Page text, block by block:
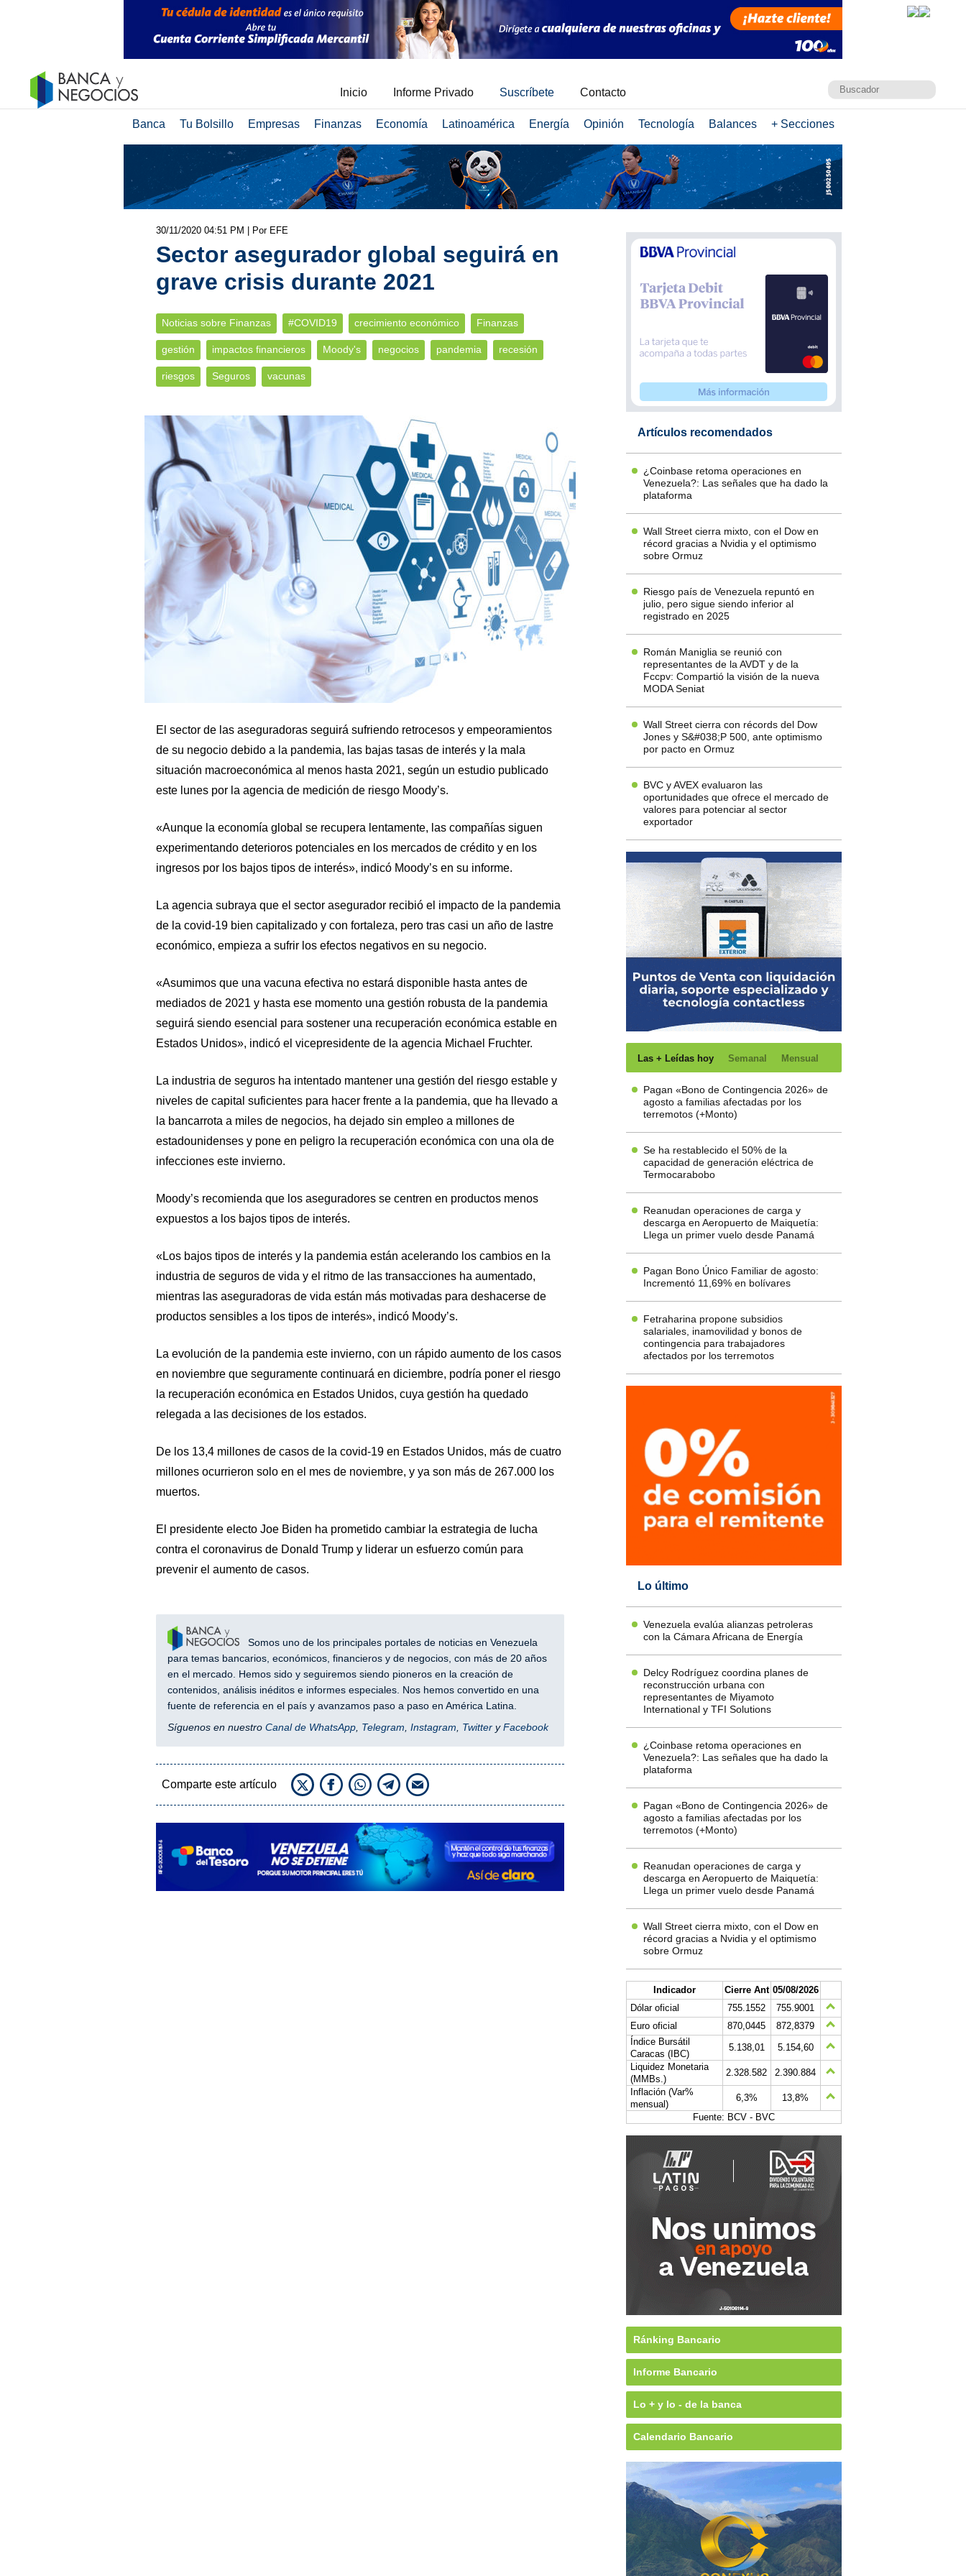
Inicio Informe Privado Suscríbete Contacto
Banca Tu Bolsillo Empresas Finanzas Economía Latinoamérica Energía Opinión Tecnología Balances + Secciones
30/11/2020 04:51 PM | Por EFE
Sector asegurador global seguirá en
grave crisis durante 2021
Noticias sobre Finanzas #COVID19 crecimiento económico Finanzas
gestión impactos financieros Moody's negocios pandemia recesión
riesgos Seguros vacunas
El sector de las aseguradoras seguirá sufriendo retrocesos y empeoramientos
de su negocio debido a la pandemia, las bajas tasas de interés y la mala
situación macroeconómica al menos hasta 2021, según un estudio publicado
este lunes por la agencia de medición de riesgo Moody’s.
«Aunque la economía global se recupera lentamente, las compañías siguen
experimentando deterioros potenciales en los mercados de crédito y en los
ingresos por los bajos tipos de interés», indicó Moody’s en su informe.
La agencia subraya que el sector asegurador recibió el impacto de la pandemia
de la covid-19 bien capitalizado y con fortaleza, pero tras casi un año de lastre
económico, empieza a sufrir los efectos negativos en su negocio.
«Asumimos que una vacuna efectiva no estará disponible hasta antes de
mediados de 2021 y hasta ese momento una gestión robusta de la pandemia
seguirá siendo esencial para sostener una recuperación económica estable en
Estados Unidos», indicó el vicepresidente de la agencia Michael Fruchter.
La industria de seguros ha intentado mantener una gestión del riesgo estable y
niveles de capital suficientes para hacer frente a la pandemia, que ha llevado a
la bancarrota a miles de negocios, ha dejado sin empleo a millones de
estadounidenses y pone en peligro la recuperación económica con una ola de
infecciones este invierno.
Moody’s recomienda que los aseguradores se centren en productos menos
expuestos a los bajos tipos de interés.
«Los bajos tipos de interés y la pandemia están acelerando los cambios en la
industria de seguros de vida y el ritmo de las transacciones ha aumentado,
mientras las aseguradoras de vida están más motivadas para deshacerse de
productos sensibles a los tipos de interés», indicó Moody’s.
La evolución de la pandemia este invierno, con un rápido aumento de los casos
en noviembre que seguramente continuará en diciembre, podría poner el riesgo
la recuperación económica en Estados Unidos, cuya gestión ha quedado
relegada a las decisiones de los estados.
De los 13,4 millones de casos de la covid-19 en Estados Unidos, más de cuatro
millones ocurrieron solo en el mes de noviembre, y ya son más de 267.000 los
muertos.
El presidente electo Joe Biden ha prometido cambiar la estrategia de lucha
contra el coronavirus de Donald Trump y liderar un esfuerzo común para
prevenir el aumento de casos.
Somos uno de los principales portales de noticias en Venezuela
para temas bancarios, económicos, financieros y de negocios, con más de 20 años
en el mercado. Hemos sido y seguiremos siendo pioneros en la creación de
contenidos, análisis inéditos e informes especiales. Nos hemos convertido en una
fuente de referencia en el país y avanzamos paso a paso en América Latina.
Síguenos en nuestro Canal de WhatsApp, Telegram, Instagram, TwitteryFacebook
Comparte este artículo
Artículos recomendados
¿Coinbase retoma operaciones en
Venezuela?: Las señales que ha dado la
plataforma
Wall Street cierra mixto, con el Dow en
récord gracias a Nvidia y el optimismo
sobre Ormuz
Riesgo país de Venezuela repuntó en
julio, pero sigue siendo inferior al
registrado en 2025
Román Maniglia se reunió con
representantes de la AVDT y de la
Fccpv: Compartió la visión de la nueva
MODA Seniat
Wall Street cierra con récords del Dow
Jones y S&#038;P 500, ante optimismo
por pacto en Ormuz
BVC y AVEX evaluaron las
oportunidades que ofrece el mercado de
valores para potenciar al sector
exportador
Las + Leídas hoy Semanal Mensual
Pagan «Bono de Contingencia 2026» de
agosto a familias afectadas por los
terremotos (+Monto)
Se ha restablecido el 50% de la
capacidad de generación eléctrica de
Termocarabobo
Reanudan operaciones de carga y
descarga en Aeropuerto de Maiquetía:
Llega un primer vuelo desde Panamá
Pagan Bono Único Familiar de agosto:
Incrementó 11,69% en bolívares
Fetraharina propone subsidios
salariales, inamovilidad y bonos de
contingencia para trabajadores
afectados por los terremotos
Lo último
Venezuela evalúa alianzas petroleras
con la Cámara Africana de Energía
Delcy Rodríguez coordina planes de
reconstrucción urbana con
representantes de Miyamoto
International y TFI Solutions
¿Coinbase retoma operaciones en
Venezuela?: Las señales que ha dado la
plataforma
Pagan «Bono de Contingencia 2026» de
agosto a familias afectadas por los
terremotos (+Monto)
Reanudan operaciones de carga y
descarga en Aeropuerto de Maiquetía:
Llega un primer vuelo desde Panamá
Wall Street cierra mixto, con el Dow en
récord gracias a Nvidia y el optimismo
sobre Ormuz
Indicador Cierre Ant 05/08/2026
Dólar oficial
755.1552
755.9001
Euro oficial
870,0445
872,8379
Índice Bursátil
Caracas (IBC)
5.138,01
5.154,60
Liquidez Monetaria
(MMBs.)
2.328.582
2.390.884
Inflación (Var%
mensual)
6,3%
13,8%
Fuente: BCV - BVC
Ránking Bancario
Informe Bancario
Lo + y lo - de la banca
Calendario Bancario